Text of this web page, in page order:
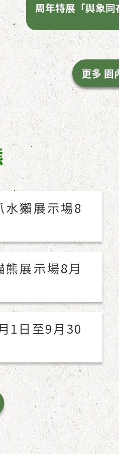
周年特展「與象
更多 園
水獺展示場8
展示場8月
1日至9月30